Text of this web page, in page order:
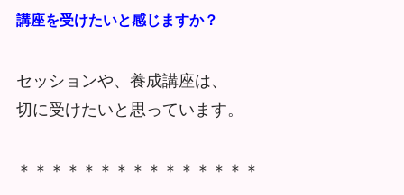
講座を受けたいと感じますか？
セッションや、養成講座は、
切に受けたいと思っています。
＊＊＊＊＊＊＊＊＊＊＊＊＊＊＊